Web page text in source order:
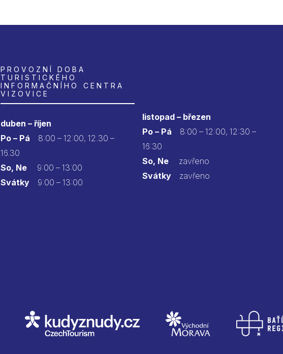
PROVOZNÍ DOBA
TURISTICKÉHO
INFORMAČNÍHO CENTRA
VIZOVICE
duben – říjen
Po – Pá
8:00 – 12:00, 12.30 –
16.30
So, Ne9:00 – 13:00
Svátky9:00 – 13:00
listopad – březen
Po – Pá 8:00 – 12:00, 12:30 –
16:30
So, Nezavřeno
Svátkyzavřeno